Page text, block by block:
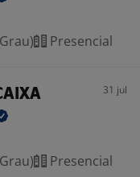
Presencial
31 jul
Presencial